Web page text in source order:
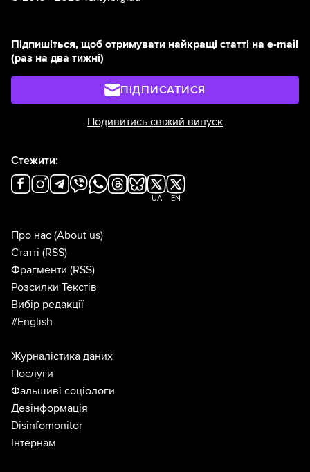
Підпишіться, щоб отримувати найкращі статті на e-mail
(раз на два тижні)
ПІДПИСАТИСЯ
Подивитись свіжий випуск
Стежити:
UA EN
Про нас (About us)
Статті (RSS)
Фрагменти (RSS)
Розсилки Текстів
Вибір редакції
#English
Журналістика даних
Послуги
Фальшиві соціологи
Дезінформація
Disinfomonitor
Інтернам